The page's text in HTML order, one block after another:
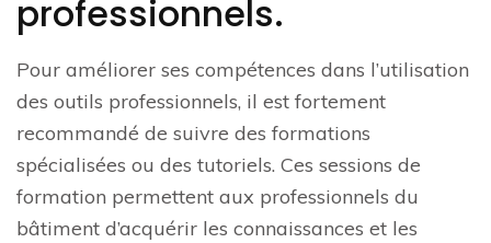
professionnels.
Pour améliorer ses compétences dans l’utilisation
des outils professionnels, il est fortement
recommandé de suivre des formations
spécialisées ou des tutoriels. Ces sessions de
formation permettent aux professionnels du
bâtiment d’acquérir les connaissances et les